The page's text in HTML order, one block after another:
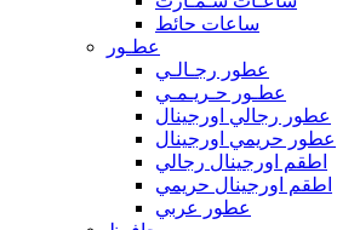
ساعات حائط
عطـور
عطور رجـالـي
عطـور حـريـمـي
عطور رجالي اورجينال
عطور حريمي اورجينال
اطقم اورجينال رجالي
اطقم اورجينال حريمي
عطور عربي